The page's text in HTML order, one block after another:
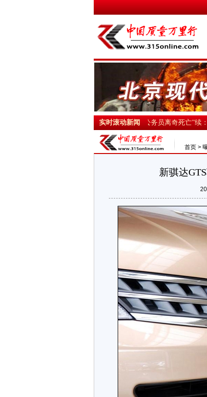
实时滚动新闻
长诬告局长 逛天上人间真相被拍 ·“古蔺公务员离奇死亡”续：四
首页 >
新骐达